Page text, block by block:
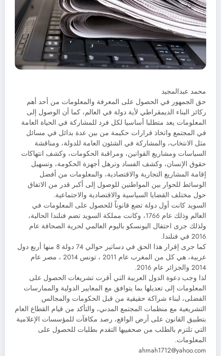
محمد عبدالمجيد
حق الجمهور في الحصول على المعرفة والمعلومات من أحد أهم
ركائز البناء الديمقراطي لأية دولة في العالم، كما أن الوصول إلى
المعلومات يعد متطلبا أساسيا لكل فرد للمشاركة في الحياة العامة
في المجتمع واتخاذ قرارات حكيمة من بين عدة بدائل في مسائل
مثل الانتخاب، والمشاركة في الشئون العامة للدولة، ومناقشة
السياسات ومشاريع القوانين، ومراقبة الحكومات، وكشف انتهاكات
حقوق الإنسان، وكشف الفساد وترهل أجهزة الحكومة، وتسهيل
إقامة المشاريع التجارية والاقتصادية، والمعلومات من أفضل
الوسائط للحوار بين المواطنين للوصول إلى أكبر قدر من الاتفاق
حول مختلف القضايا السياسية والاقتصادية والاجتماعية.
السويد كانت أول دولة تضع قانوناً للحصول على المعلومات في
العالم وذلك عام 1766، وكانت مملكة السويد تضم فنلندا الحالية،
ولذلك جرى احتفال اليونسكو باليوم العالمي لحرية الصحافة عام
2016 في فنلندا.
كما جرى إقرار هذا الحق في دساتير حوالي 74 دولة 8 منها أربع دول
عربية، هي كل من المغرب عام 2011 ، تونس 2014 ، مصر عام
2014 والجزائر عام 2016.
لذا وجب دعوة الدول العربية التي أقرت تشريعات الحصول على
المعلومات إلى تعديلها بما يتوافق مع المعايير الدولية والممارسات
الفضلى، لبناء شراكة حقيقية من قبل الحكومات والمجالس
التشريعية مع منظمات المجتمع المدني، والتأكد من قيام القطاع العام
بتطبيق القانون على أرض الواقع، رصد مكافآت للمؤسسات الإعلامية
التي تلتزم بالطلب من صحفييها التقدم بطلبات للحصول على
المعلومات.
ahmah1712@yahoo.com